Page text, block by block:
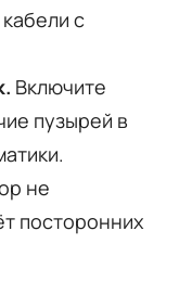
с
Включите
пузырей в
не
посторонних